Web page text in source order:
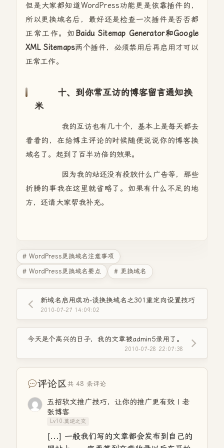
但是大家都知道WordPress功能更是依靠插件的，
所以更换域名后，最好还是检查一次插件是否否都
正常工作。如 Baidu Sitemap Generator和Google
XML Sitemaps两个插件，必须禁用后再启用才可以
正常工作。
十、到你常互访的博客留言通知换
米
我的互访也有几十个，基本上是每天都去
看看的，在给博主评论的时候随便说说你的博客换
域名了。起到了百半功倍的效果。
因为我的站还没有投放什么广告等，那些
折腾的事我在这里就省略了。如果有什么不足的地
方，还请大家帮我补充。
# WordPress更换域名注意事项
# WordPress更换域名要点
# 更换域名
新域名启用成功-谈换换域名之301重定向设置技巧
2010-07-27 14:09:02
今天是个高兴的日子，我的文章被admin5录用了。
2010-07-28 22:07:38
评论区共 48 条评论
五招软文推广技巧，让你的推广更有效 | 老
张博客
Lv10.莫逆之交
[...] 一般我们写的文章都会发布到自己的